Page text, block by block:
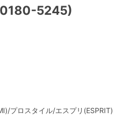
5245)
プロスタイル/エスプリ(ESPRIT)